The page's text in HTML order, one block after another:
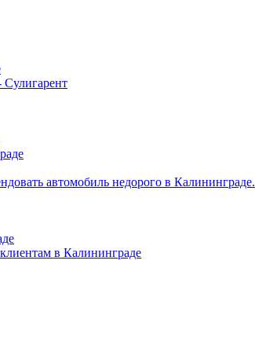
автомобиль недорого в Калининграде.
в Калининграде